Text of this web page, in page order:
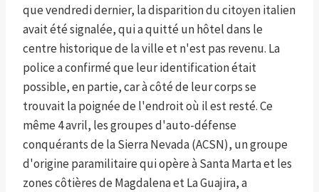
que vendredi dernier, la disparition du citoyen italien
avait été signalée, qui a quitté un hôtel dans le
centre historique de la ville et n'est pas revenu. La
police a confirmé que leur identification était
possible, en partie, car à côté de leur corps se
trouvait la poignée de l'endroit où il est resté. Ce
même 4 avril, les groupes d'auto-défense
conquérants de la Sierra Nevada (ACSN), un groupe
d'origine paramilitaire qui opère à Santa Marta et les
zones côtières de Magdalena et La Guajira, a